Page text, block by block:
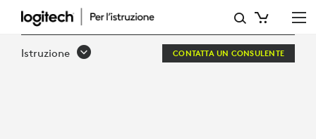
INFOGRAFICA:
Istruzione CONTATTA UN CONSULENTE